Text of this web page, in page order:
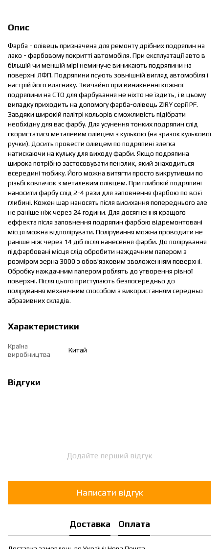
Опис
Фарба - олівець призначена для ремонту дрібних подряпин на
лако - фарбовому покритті автомобіля. При експлуатації авто в
більшій чи меншій мірі неминуче виникають подряпини на
поверхні ЛФП. Подряпини псують зовнішній вигляд автомобіля і
настрій його власнику. Звичайно при виникненні кожної
подряпини на СТО для фарбування не ніхто не їздить, і в цьому
випадку приходить на допомогу фарба-олівець ZIRY серії PF.
Завдяки широкій палітрі кольорів є можливість підібрати
необхідну для вас фарбу. Для усунення тонких подряпин слід
скористатися металевим олівцем з кулькою (на зразок кулькової
ручки). Досить провести олівцем по подряпині злегка
натискаючи на кульку для виходу фарби. Якщо подряпина
широка потрібно застосовувати пензлик, який знаходиться
всередині тюбику. Його можна витягти просто викрутивши по
різьбі ковпачок з металевим олівцем. При глибокій подряпині
наносити фарбу слід 2-4 рази для заповнення фарбою по всієї
глибині. Кожен шар наносять після висихання попереднього але
не раніше ніж через 24 години. Для досягнення кращого
еффекта після заповнення подряпин фарбою відремонтовані
місця можна відполірувати. Полірування можна проводити не
раніше ніж через 14 діб після нанесення фарби. До полірування
підфарбовані місця слід обробити наждачним папером з
розміром зерна 3000 з обов'язковим зволоженням поверхні.
Обробку наждачним папером роблять до утворення рівної
поверхні. Після цього приступають безпосередньо до
полірування механічним способом з використанням середньо
абразивних складів.
Характеристики
Країна
виробництва
Китай
Відгуки
Додайте перший відгук
Написати відгук
Доставка Оплата